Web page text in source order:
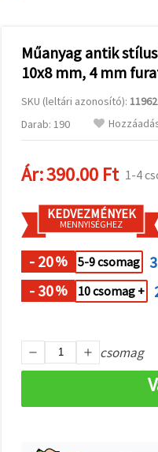
analitikai és
marketingpartnereink
segítségével
Az "Összes
gombra
kattintva
az összes
sütit, vagy
Beállításokban
megadhatja
preferenciáit
típusú sütik
kiválasztásával
és a
"Mentés"
gombra
Fogadja
Műanyag antik
10x8 mm, 4 mm
SKU (leltári azonosító):
Darab: 190
Ár:390.00 Ft 1-4
KEDVEZMÉNYEK
MENNYISÉGHEZ
- 20% 5-9 csomag
- 30% 10 csomag +
csomag